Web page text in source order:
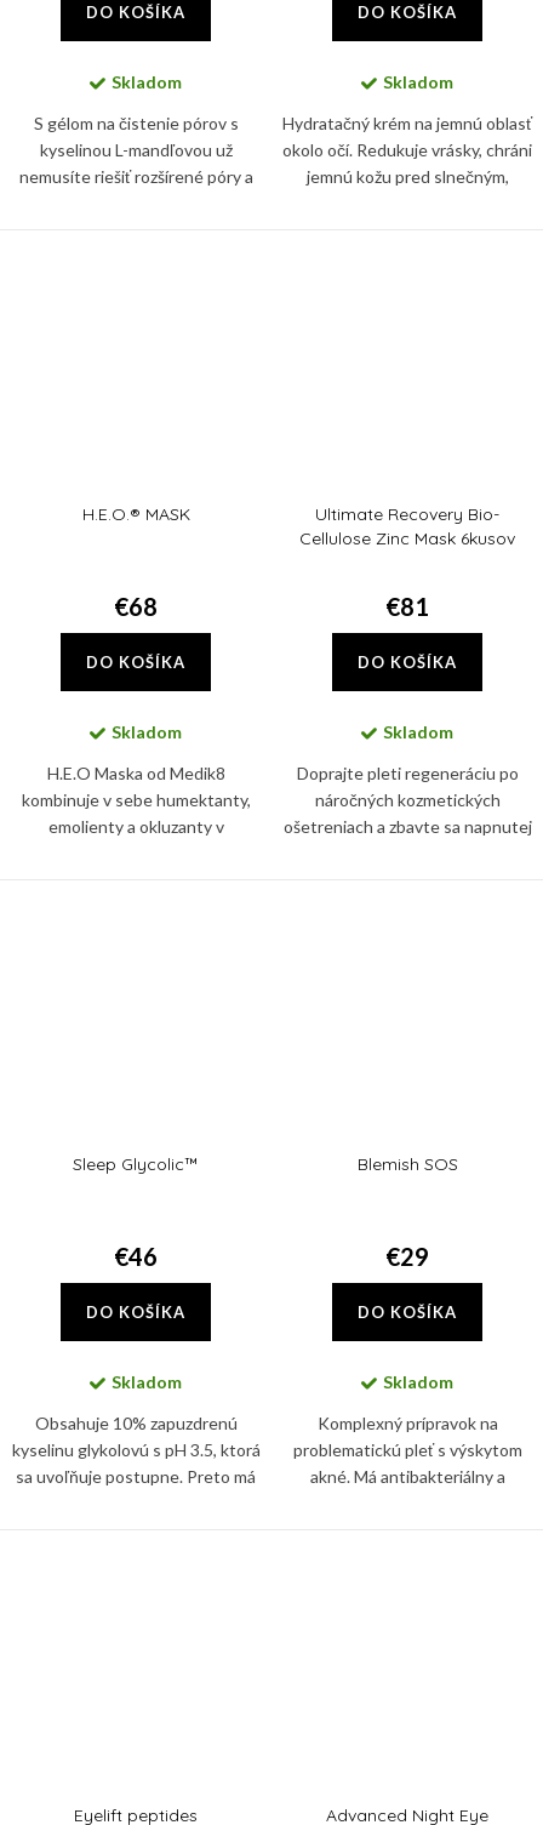
DO KOŠÍKA
Skladom
S gélom na čistenie pórov s
kyselinou L-mandľovou už
nemusíte riešiť rozšírené póry a
DO KOŠÍKA
Skladom
Hydratačný krém na jemnú oblasť
okolo očí. Redukuje vrásky, chráni
jemnú kožu pred slnečným,
H.E.O.® MASK
€68
DO KOŠÍKA
Skladom
H.E.O Maska od Medik8
kombinuje v sebe humektanty,
emolienty a okluzanty v
Ultimate Recovery Bio-
Cellulose Zinc Mask 6kusov
€81
DO KOŠÍKA
Skladom
Doprajte pleti regeneráciu po
náročných kozmetických
ošetreniach a zbavte sa napnutej
Sleep Glycolic™
€46
DO KOŠÍKA
Skladom
Obsahuje 10% zapuzdrenú
kyselinu glykolovú s pH 3.5, ktorá
sa uvoľňuje postupne. Preto má
Blemish SOS
€29
DO KOŠÍKA
Skladom
Komplexný prípravok na
problematickú pleť s výskytom
akné. Má antibakteriálny a
Eyelift peptides Advanced Night Eye